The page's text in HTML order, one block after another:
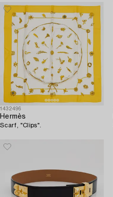
1432496
Hermès
Scarf, "Clips".